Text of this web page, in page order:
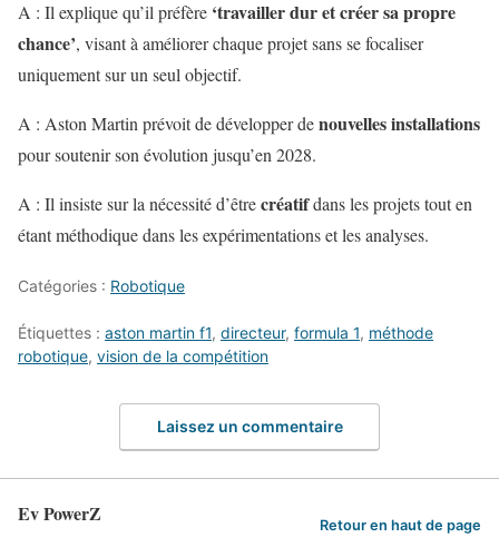
A : Il explique qu’il préfère ‘travailler dur et créer sa propre
chance’, visant à améliorer chaque projet sans se focaliser
uniquement sur un seul objectif.
A : Aston Martin prévoit de développer denouvelles installations
pour soutenir son évolution jusqu’en 2028.
A : Il insiste sur la nécessité d’êtrecréatifdans les projets tout en
étant méthodique dans les expérimentations et les analyses.
Catégories : Robotique
Étiquettes : aston martin f1, directeur, formula 1, méthode
robotique, vision de la compétition
Laissez un commentaire
Ev PowerZ Retour en haut de page